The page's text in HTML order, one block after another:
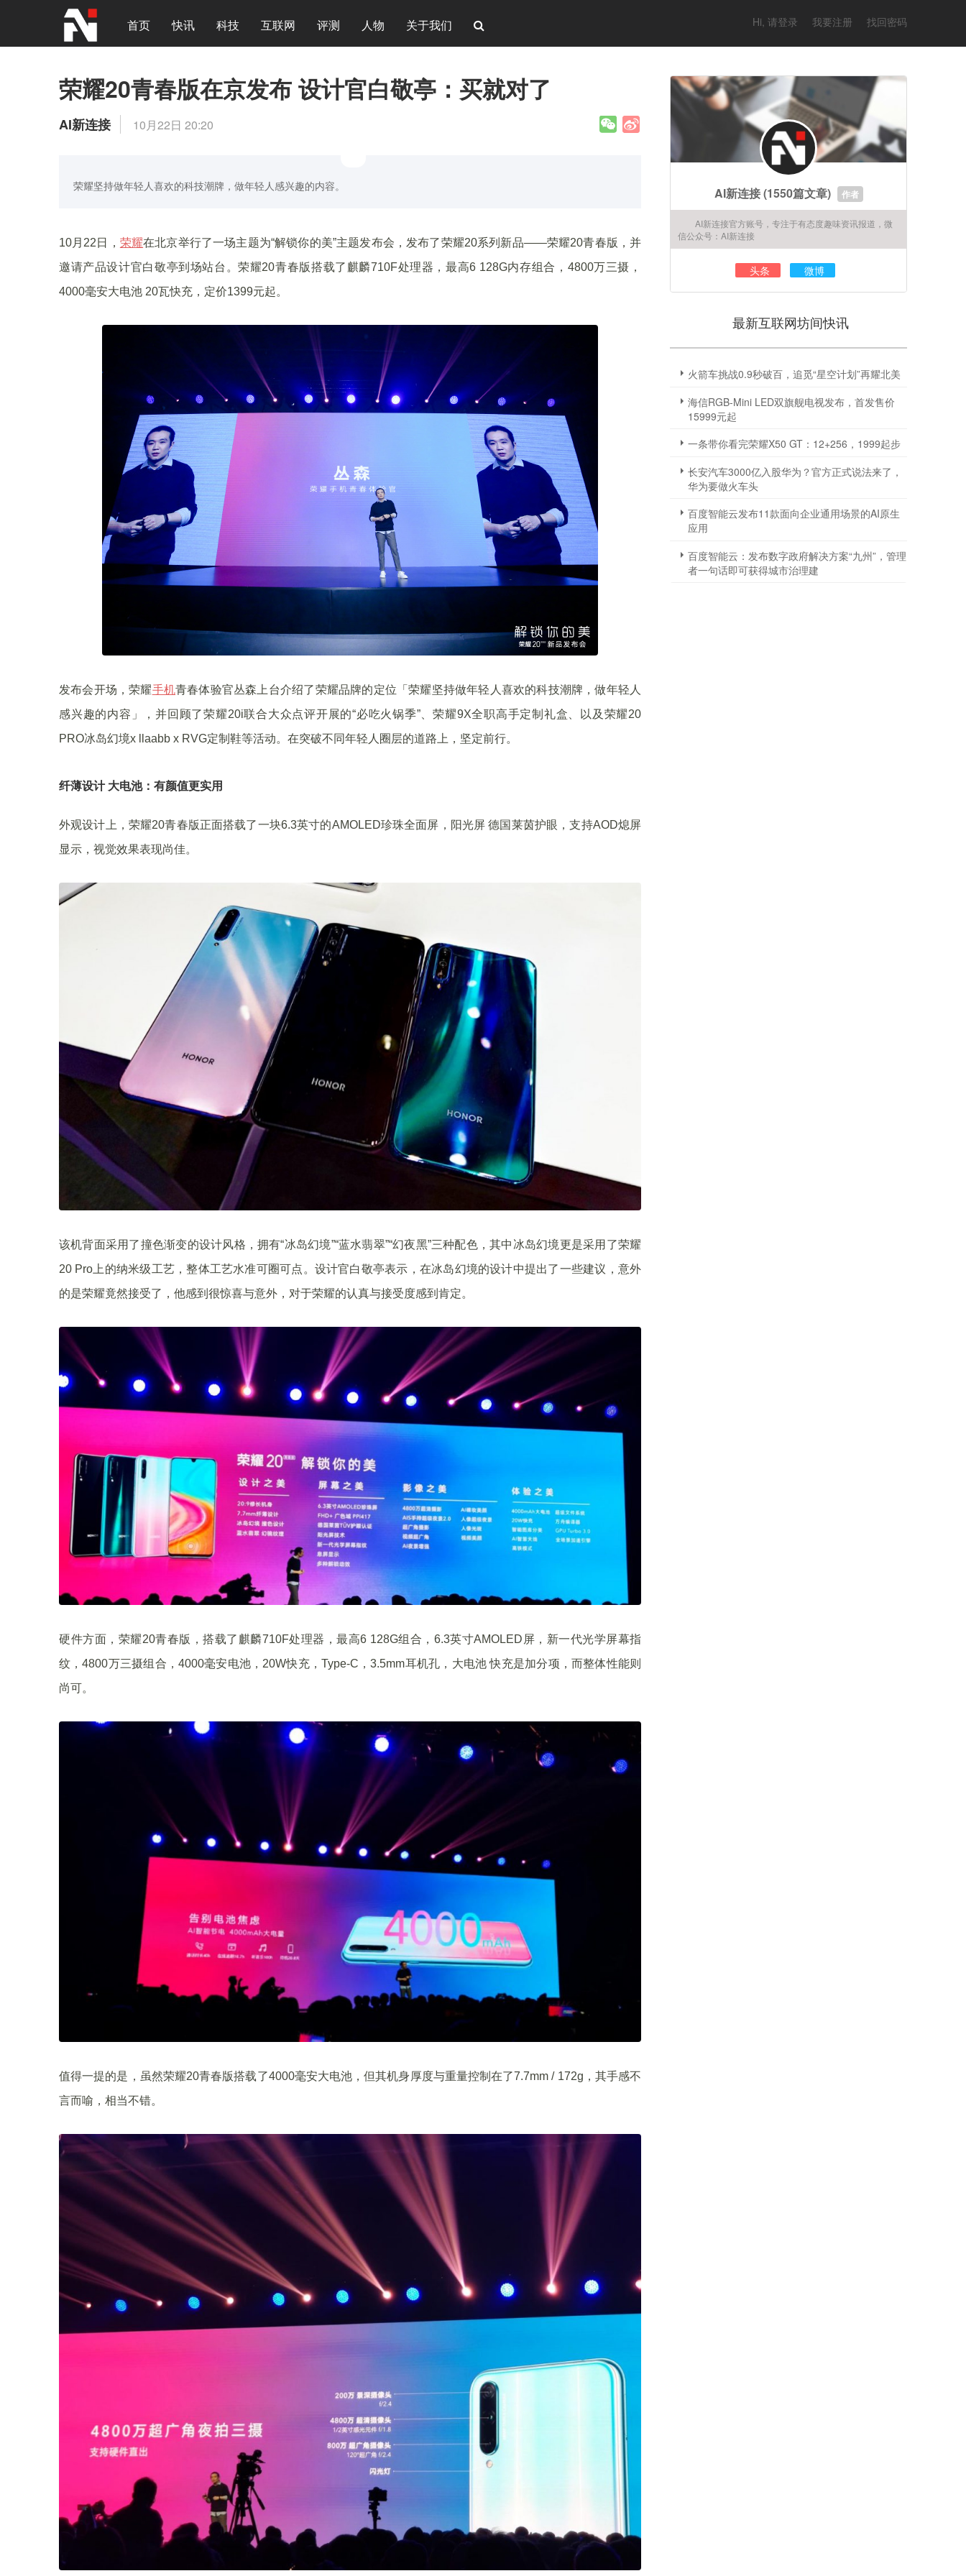
首页 快讯 科技 互联网 评测 人物 关于我们 Hi, 请登录 我要注册 找回密码
荣耀20青春版在京发布 设计官白敬亭：买就对了
AI新连接 10月22日 20:20
荣耀坚持做年轻人喜欢的科技潮牌，做年轻人感兴趣的内容。
10月22日， 荣耀在北京举行了一场主题为“解锁你的美”主题发布会，发布了荣耀20系列新品——荣耀20青春版，并
邀请产品设计官白敬亭到场站台。荣耀20青春版搭载了麒麟710F处理器，最高6 128G内存组合，4800万三摄，
4000毫安大电池 20瓦快充，定价1399元起。
发布会开场，荣耀手机青春体验官丛森上台介绍了荣耀品牌的定位「荣耀坚持做年轻人喜欢的科技潮牌，做年轻人
感兴趣的内容」，并回顾了荣耀20i联合大众点评开展的“必吃火锅季”、荣耀9X全职高手定制礼盒、以及荣耀20
PRO冰岛幻境x llaabb x RVG定制鞋等活动。在突破不同年轻人圈层的道路上，坚定前行。
纤薄设计 大电池：有颜值更实用
外观设计上，荣耀20青春版正面搭载了一块6.3英寸的AMOLED珍珠全面屏，阳光屏 德国莱茵护眼，支持AOD熄屏
显示，视觉效果表现尚佳。
该机背面采用了撞色渐变的设计风格，拥有“冰岛幻境”“蓝水翡翠”“幻夜黑”三种配色，其中冰岛幻境更是采用了荣耀
20 Pro上的纳米级工艺，整体工艺水准可圈可点。设计官白敬亭表示，在冰岛幻境的设计中提出了一些建议，意外
的是荣耀竟然接受了，他感到很惊喜与意外，对于荣耀的认真与接受度感到肯定。
硬件方面，荣耀20青春版，搭载了麒麟710F处理器，最高6 128G组合，6.3英寸AMOLED屏，新一代光学屏幕指
纹，4800万三摄组合，4000毫安电池，20W快充，Type-C，3.5mm耳机孔，大电池 快充是加分项，而整体性能则
尚可。
值得一提的是，虽然荣耀20青春版搭载了4000毫安大电池，但其机身厚度与重量控制在了7.7mm / 172g，其手感不
言而喻，相当不错。
AI新连接(1550篇文章) 作者
AI新连接官方账号，专注于有态度趣味资讯报道，微
信公众号：AI新连接
头条 微博
最新互联网坊间快讯
火箭车挑战0.9秒破百，追觅“星空计划”再耀北美
海信RGB-Mini LED双旗舰电视发布，首发售价
15999元起
一条带你看完荣耀X50 GT：12+256，1999起步
长安汽车3000亿入股华为？官方正式说法来了，
华为要做火车头
百度智能云发布11款面向企业通用场景的AI原生
应用
百度智能云：发布数字政府解决方案“九州”，管理
者一句话即可获得城市治理建